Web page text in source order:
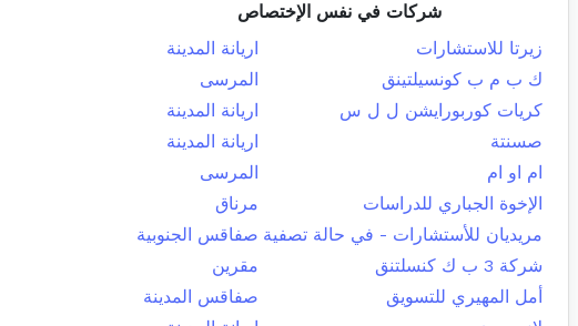
شركات في نفس الإختصاص
زيرتا للاستشارات
اريانة المدينة
ك ب م ب كونسيلتينق
المرسى
كريات كوربورايشن ل ل س
اريانة المدينة
صسنتة
اريانة المدينة
ام او ام
المرسى
الإخوة الجباري للدراسات
مرناق
مريديان للأستشارات - في حالة تصفية صفاقس الجنوبية
شركة 3 ب ك كنسلتنق
مقرين
أمل المهيري للتسويق
صفاقس المدينة